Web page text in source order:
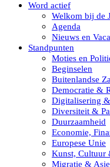
Word actief
Welkom bij de
Agenda
Nieuws en
Standpunten
Moties en
Beginselen
Buitenlandse
Democratie &
Digitalisering
Diversiteit &
Duurzaamheid
Economie,
Europese Unie
Kunst, Cultuur
Migratie &